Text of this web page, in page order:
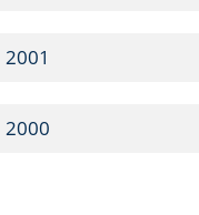
2001
2000